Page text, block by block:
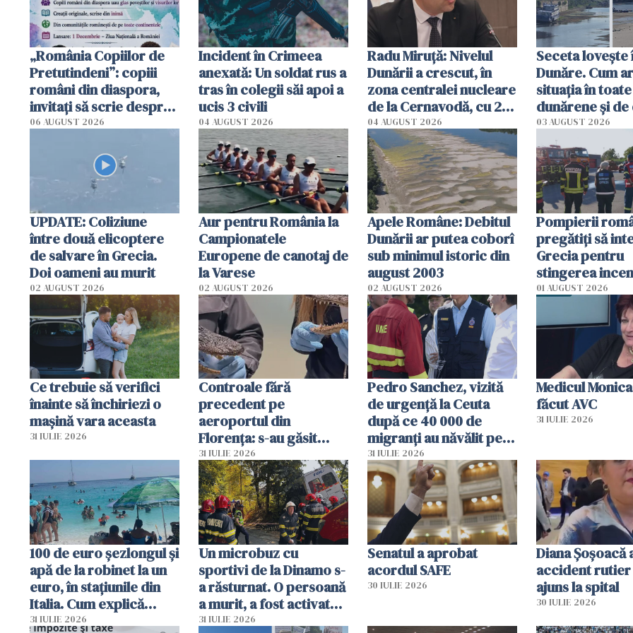
„România Copiilor de
Pretutindeni”: copiii
români din diaspora,
invitați să scrie despre
România într-un volum
06 AUGUST 2026
Incident în Crimeea
anexată: Un soldat rus a
tras în colegii săi apoi a
ucis 3 civili
04 AUGUST 2026
Radu Miruţă: Nivelul
Dunării a crescut, în
zona centralei nucleare
de la Cernavodă, cu 2
cm faţă de ziua trecută
04 AUGUST 2026
Seceta
Dunăre. Cum
situația în
dunărene și de
România
efectele, deși a
în iulie
03 AUGUST 2026
UPDATE: Coliziune
între două elicoptere
de salvare în Grecia.
Doi oameni au murit
02 AUGUST 2026
Aur pentru România la
Campionatele
Europene de canotaj de
la Varese
02 AUGUST 2026
Apele Române: Debitul
Dunării ar putea coborî
sub minimul istoric din
august 2003
02 AUGUST 2026
Pompierii
pregătiţi să
Grecia pentru
stingerea
01 AUGUST 2026
Ce trebuie să verifici
înainte să închiriezi o
mașină vara aceasta
31 IULIE 2026
Controale fără
precedent pe
aeroportul din
Florența: s-au găsit
capete de aligator și o
sumă imensă de bani
31 IULIE 2026
Pedro Sanchez, vizită
de urgență la Ceuta
după ce 40 000 de
migranți au năvălit pe
teritoriul spaniol: „Vom
mobiliza toate
resursele"
31 IULIE 2026
Medicul
făcut AVC
31 IULIE 2026
100 de euro șezlongul și
apă de la robinet la un
euro, în stațiunile din
Italia. Cum explică
autoritățile
31 IULIE 2026
Un microbuz cu
sportivi de la Dinamo s-
a răsturnat. O persoană
a murit, a fost activat
planul roșu de
31 IULIE 2026
Senatul a aprobat
acordul SAFE
30 IULIE 2026
Diana Șoșoacă
accident rutier
ajuns la spital
30 IULIE 2026